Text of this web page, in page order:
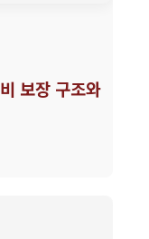
보장 구조와